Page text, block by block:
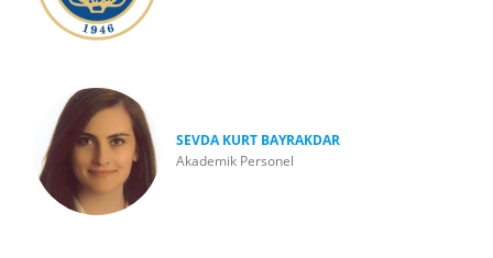
SEVDA KURT BAYRAKDAR
Akademik Personel